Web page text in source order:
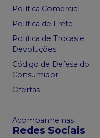
Política Comercial
Política de Frete
Política de Trocas e
Devoluções
Código de Defesa do
Consumidor
Ofertas
Acompanhe nas
Redes Sociais